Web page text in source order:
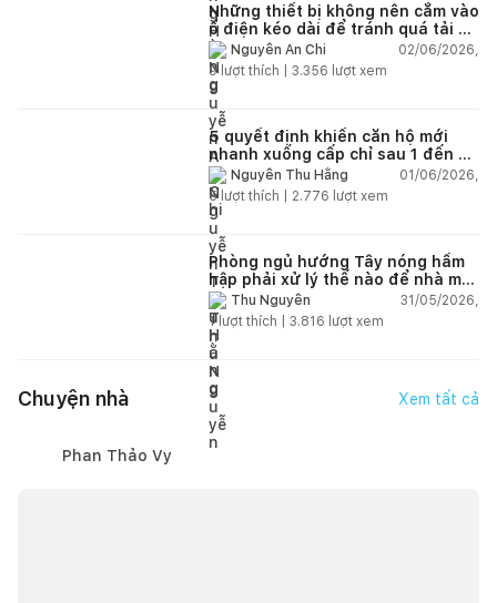
Những thiết bị không nên cắm vào
ổ điện kéo dài để tránh quá tải và
chập cháy trong nhà
Nguyễn An Chi
02/06/2026,
9lượt thích | 3.356 lượt xem
5 quyết định khiến căn hộ mới
nhanh xuống cấp chỉ sau 1 đến 2
nămNguyễn Thu Hằng
01/06/2026,
5lượt thích | 2.776 lượt xem
Phòng ngủ hướng Tây nóng hầm
hập phải xử lý thế nào để nhà mát
hơn?Thu Nguyễn
31/05/2026,
1lượt thích | 3.816 lượt xem
Chuyện nhà Xem tất cả
Phan Thảo Vy